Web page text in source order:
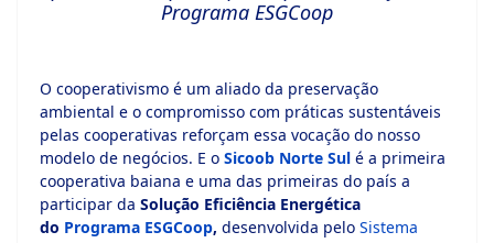
Programa ESGCoop
O cooperativismo é um aliado da preservação
ambiental e o compromisso com práticas sustentáveis
pelas cooperativas reforçam essa vocação do nosso
modelo de negócios. E o Sicoob Norte Sul é a primeira
cooperativa baiana e uma das primeiras do país a
participar da Solução Eficiência Energética
do Programa ESGCoop, desenvolvida pelo Sistema